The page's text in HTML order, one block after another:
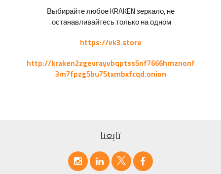
Выбирайте любое KRAKEN зеркало, не
останавливайтесь только на одном.
https://vk3.store
http://kraken2zgevrayvbqptss5nf7666hmznonf
3m7fpzg5bu75txmbxfcqd.onion
تابعنا